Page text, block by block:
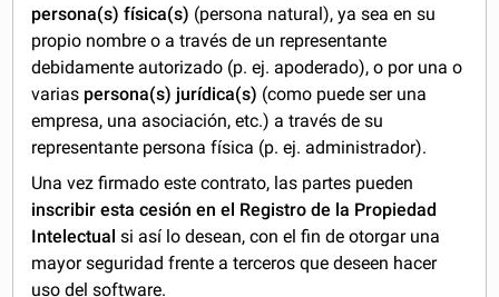
persona(s) física(s) (persona natural), ya sea en su
propio nombre o a través de un representante
debidamente autorizado (p. ej. apoderado), o por una o
varias persona(s) jurídica(s) (como puede ser una
empresa, una asociación, etc.) a través de su
representante persona física (p. ej. administrador).
Una vez firmado este contrato, las partes pueden
inscribir esta cesión en el Registro de la Propiedad
Intelectual si así lo desean, con el fin de otorgar una
mayor seguridad frente a terceros que deseen hacer
uso del software.